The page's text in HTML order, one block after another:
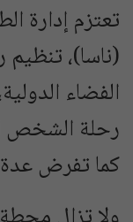
تعتزم إدارة
(ناسا)،
رحلة الشخص
كما تفرض